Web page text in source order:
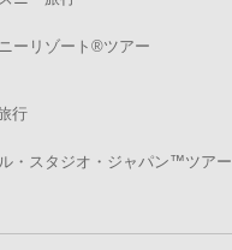
ーリゾート®ツアー
行
・スタジオ・ジャパン™ツアー